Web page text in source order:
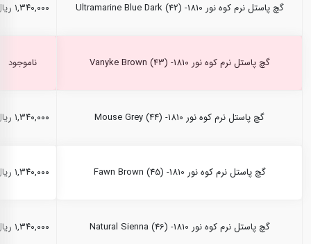
گچ پاستل نرم کوه نور Ultramarine Blue Dark (42) -1810 ۱,۳۴۰,۰۰۰ ریال
گچ پاستل نرم کوه نور Vanyke Brown (43) -1810 ناموجود
گچ پاستل نرم کوه نور Mouse Grey (44) -1810 ۱,۳۴۰,۰۰۰ ریال
گچ پاستل نرم کوه نور Fawn Brown (45) -1810 ۱,۳۴۰,۰۰۰ ریال
گچ پاستل نرم کوه نور Natural Sienna (46) -1810 ۱,۳۴۰,۰۰۰ ریال